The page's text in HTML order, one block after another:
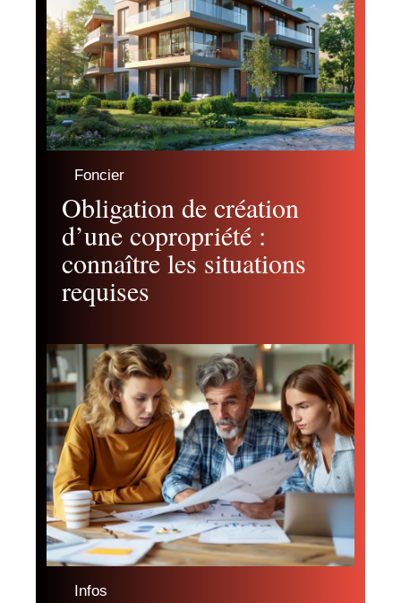
Foncier
Obligation de création
d’une copropriété :
connaître les situations
requises
Infos